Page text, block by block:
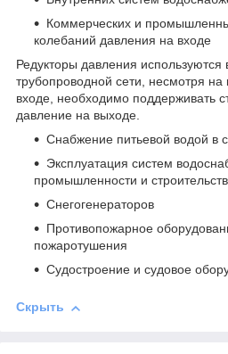
Коммерческих и
колебаний давления на входе
Редукторы давления используются
трубопроводной сети, несмотря
входе, необходимо поддерживать
давление на выходе.
Снабжение питьевой водой в
Эксплуатация систем
промышленности и
Снегогенераторов
Противопожарное
пожаротушения
Судостроение и судовое
Скрыть